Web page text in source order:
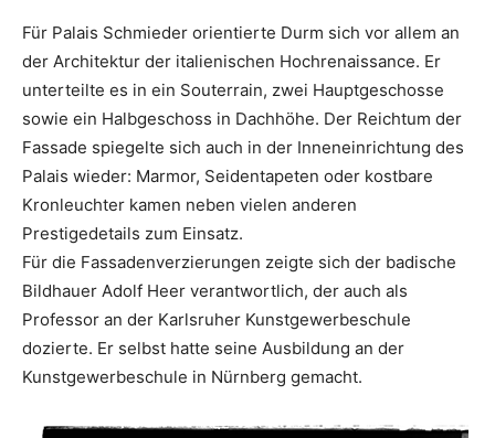
Für Palais Schmieder orientierte Durm sich vor allem an
der Architektur der italienischen Hochrenaissance. Er
unterteilte es in ein Souterrain, zwei Hauptgeschosse
sowie ein Halbgeschoss in Dachhöhe. Der Reichtum der
Fassade spiegelte sich auch in der Inneneinrichtung des
Palais wieder: Marmor, Seidentapeten oder kostbare
Kronleuchter kamen neben vielen anderen
Prestigedetails zum Einsatz.
Für die Fassadenverzierungen zeigte sich der badische
Bildhauer Adolf Heer verantwortlich, der auch als
Professor an der Karlsruher Kunstgewerbeschule
dozierte. Er selbst hatte seine Ausbildung an der
Kunstgewerbeschule in Nürnberg gemacht.